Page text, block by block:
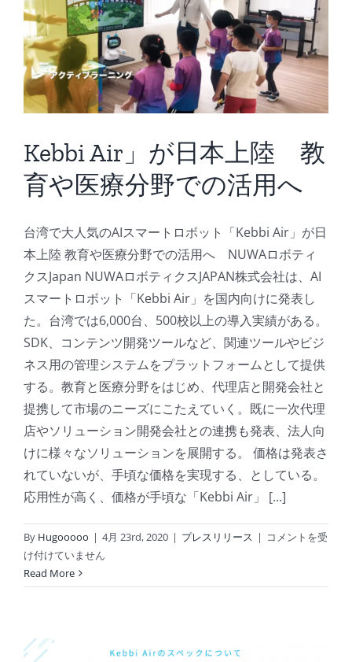
用
さ
れ
る
予
定
の
お
手
伝
い
は
Kebbi Air」が日本上陸 教
育や医療分野での活用へ
台湾で大人気のAIスマートロボット「Kebbi Air」が日
本上陸 教育や医療分野での活用へ NUWAロボティ
クスJapan NUWAロボティクスJAPAN株式会社は、AI
スマートロボット「Kebbi Air」を国内向けに発表し
た。台湾では6,000台、500校以上の導入実績がある。
SDK、コンテンツ開発ツールなど、関連ツールやビジ
ネス用の管理システムをプラットフォームとして提供
する。教育と医療分野をはじめ、代理店と開発会社と
提携して市場のニーズにこたえていく。既に一次代理
店やソリューション開発会社との連携も発表、法人向
けに様々なソリューションを展開する。 価格は発表さ
れていないが、手頃な価格を実現する、としている。
応用性が高く、価格が手頃な「Kebbi Air」 [...]
By Hugooooo | 4月 23rd, 2020 | プレスリリース | Kebbi
日
コメントを受
け付けていません
Read More